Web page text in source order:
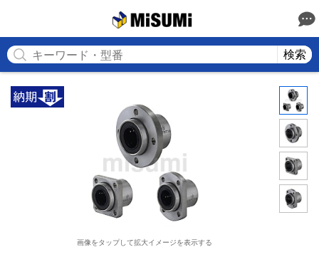
検索
画像をタップして拡大イメージを表示する